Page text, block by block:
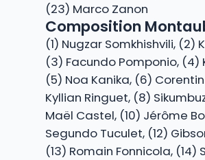
(23) Marco Zanon
Composition
(1) Nugzar Somkhishvili, (2)
(3) Facundo Pomponio, (4)
(5) Noa Kanika, (6)
Kyllian Ringuet, (8)
Maël Castel, (10) Jérôme
Segundo Tuculet, (12)
(13) Romain Fonnicola, (14)